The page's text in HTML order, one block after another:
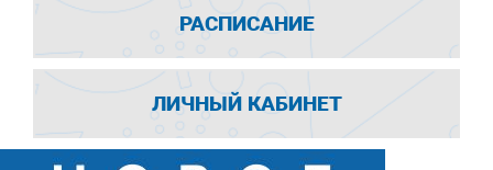
РАСПИСАНИЕ
ЛИЧНЫЙ КАБИНЕТ